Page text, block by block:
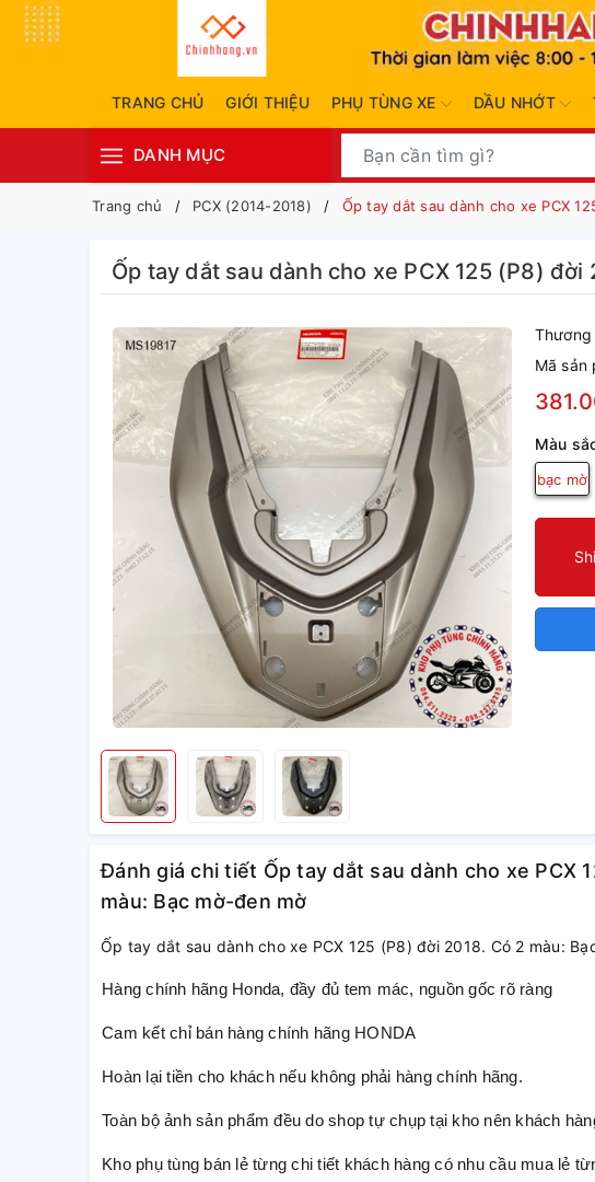
TRANG CHỦ GIỚI THIỆU PHỤ TÙNG XE DẦU NHỚT
DANH MỤC
Trang chủ PCX (2014-2018) Ốp tay dắt sau dành cho xe PCX
Ốp tay dắt sau dành cho xe PCX 125 (P8)
Thương
Mã sản
Màu
bạc mờ
Đánh giá chi tiết Ốp tay dắt sau dành cho xe PCX
màu: Bạc mờ-đen mờ
Ốp tay dắt sau dành cho xe PCX 125 (P8) đời 2018. Có 2 màu:
Hàng chính hãng Honda, đầy đủ tem mác, nguồn gốc rõ ràng
Cam kết chỉ bán hàng chính hãng HONDA
Hoàn lại tiền cho khách nếu không phải hàng chính hãng.
Toàn bộ ảnh sản phẩm đều do shop tự chụp tại kho nên khách
Kho phụ tùng bán lẻ từng chi tiết khách hàng có nhu cầu mua lẻ